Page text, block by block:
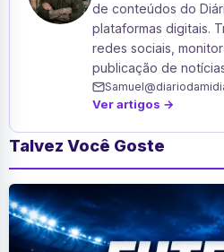
de conteúdos do
plataformas digitais.
redes sociais,
publicação de
Ver artigos →
Talvez Você Goste